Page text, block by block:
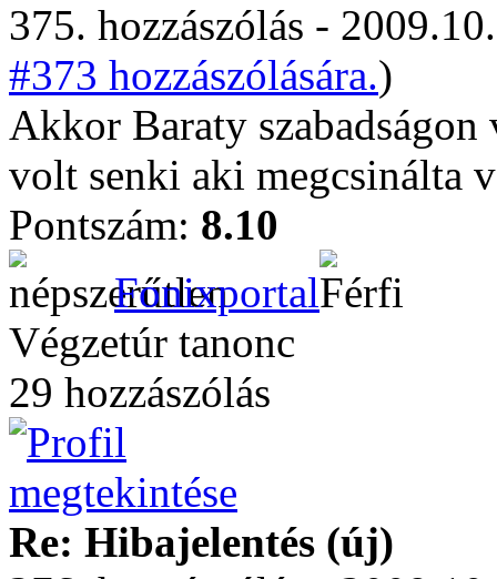
375. hozzászólás -
#373 hozzászólására.)
Akkor Baraty
volt senki aki megcsinálta
Pontszám: 8.10
Fonixportal
Végzetúr tanonc
29 hozzászólás
Re: Hibajelentés (új)